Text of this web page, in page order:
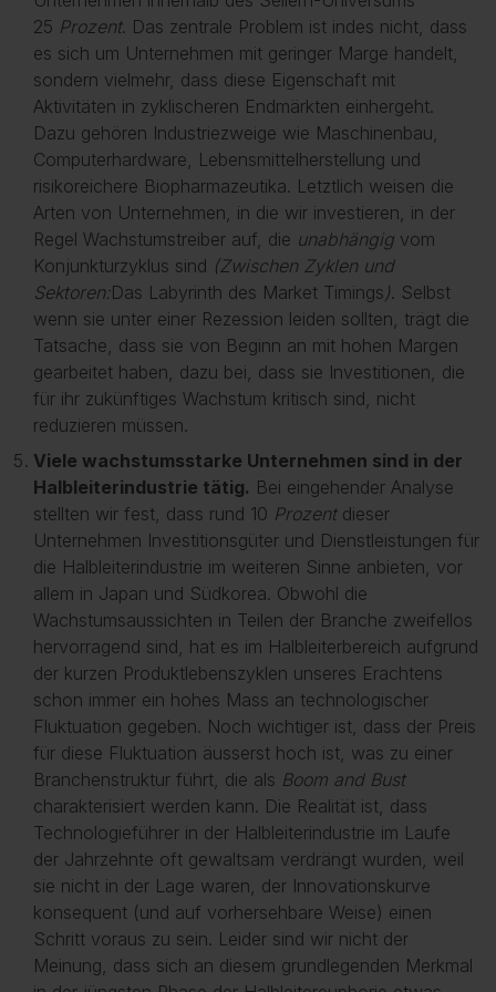
25 Prozent. Das zentrale Problem ist indes nicht, dass
es sich um Unternehmen mit geringer Marge handelt,
sondern vielmehr, dass diese Eigenschaft mit
Aktivitäten in zyklischeren Endmärkten einhergeht.
Dazu gehören Industriezweige wie Maschinenbau,
Computerhardware, Lebensmittelherstellung und
risikoreichere Biopharmazeutika. Letztlich weisen die
Arten von Unternehmen, in die wir investieren, in der
Regel Wachstumstreiber auf, die unabhängig vom
Konjunkturzyklus sind (Zwischen Zyklen und
Sektoren:Das Labyrinth des Market Timings). Selbst
wenn sie unter einer Rezession leiden sollten, trägt die
Tatsache, dass sie von Beginn an mit hohen Margen
gearbeitet haben, dazu bei, dass sie Investitionen, die
für ihr zukünftiges Wachstum kritisch sind, nicht
reduzieren müssen.
Viele wachstumsstarke Unternehmen sind in der
Halbleiterindustrie tätig. Bei eingehender Analyse
stellten wir fest, dass rund 10 Prozentdieser
Unternehmen Investitionsgüter und Dienstleistungen für
die Halbleiterindustrie im weiteren Sinne anbieten, vor
allem in Japan und Südkorea. Obwohl die
Wachstumsaussichten in Teilen der Branche zweifellos
hervorragend sind, hat es im Halbleiterbereich aufgrund
der kurzen Produktlebenszyklen unseres Erachtens
schon immer ein hohes Mass an technologischer
Fluktuation gegeben. Noch wichtiger ist, dass der Preis
für diese Fluktuation äusserst hoch ist, was zu einer
Branchenstruktur führt, die als Boom and Bust
charakterisiert werden kann. Die Realität ist, dass
Technologieführer in der Halbleiterindustrie im Laufe
der Jahrzehnte oft gewaltsam verdrängt wurden, weil
sie nicht in der Lage waren, der Innovationskurve
konsequent (und auf vorhersehbare Weise) einen
Schritt voraus zu sein. Leider sind wir nicht der
Meinung, dass sich an diesem grundlegenden Merkmal